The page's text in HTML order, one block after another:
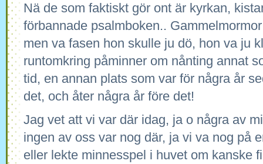
Nä de som faktiskt gör ont är kyrkan,
förbannade psalmboken..
men va fasen hon skulle ju dö, hon va ju
runtomkring påminner om nånting annat
tid, en annan plats som var för några år
det, och åter några år före det!
Jag vet att vi var där idag, ja o några av
ingen av oss var nog där, ja vi va nog på
eller lekte minnesspel i huvet om kanske